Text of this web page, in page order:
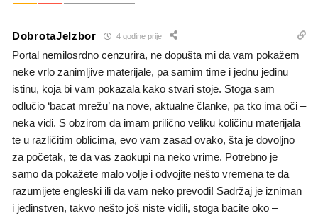
DobrotaJeIzbor 4 godine prije
Portal nemilosrdno cenzurira, ne dopušta mi da vam pokažem
neke vrlo zanimljive materijale, pa samim time i jednu jedinu
istinu, koja bi vam pokazala kako stvari stoje. Stoga sam
odlučio ‘bacat mrežu’ na nove, aktualne članke, pa tko ima oči –
neka vidi. S obzirom da imam prilično veliku količinu materijala
te u različitim oblicima, evo vam zasad ovako, šta je dovoljno
za početak, te da vas zaokupi na neko vrime. Potrebno je
samo da pokažete malo volje i odvojite nešto vremena te da
razumijete engleski ili da vam neko prevodi! Sadržaj je izniman
i jedinstven, takvo nešto još niste vidili, stoga bacite oko –